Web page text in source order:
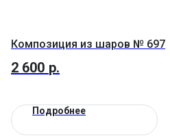
Композиция из шаров № 697
2 600 р.
Подробнее